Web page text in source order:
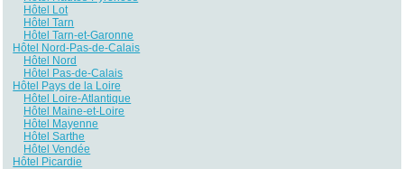
Hôtel Lot
Hôtel Tarn
Hôtel Tarn-et-Garonne
Hôtel Nord-Pas-de-Calais
Hôtel Nord
Hôtel Pas-de-Calais
Hôtel Pays de la Loire
Hôtel Loire-Atlantique
Hôtel Maine-et-Loire
Hôtel Mayenne
Hôtel Sarthe
Hôtel Vendée
Hôtel Picardie